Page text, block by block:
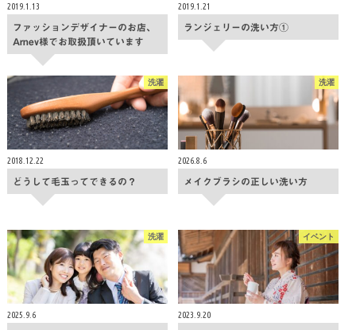
2019.1.13
ファッションデザイナーのお店、
Arnev様でお取扱頂いています
2019.1.21
ランジェリーの洗い方①
洗濯
2018.12.22
どうして毛玉ってできるの？
洗濯
2026.8.6
メイクブラシの正しい洗い方
洗濯
2025.9.6
イベント
2023.9.20